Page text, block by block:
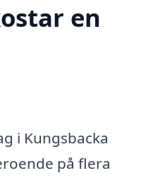
en
i Kungsbacka
på flera